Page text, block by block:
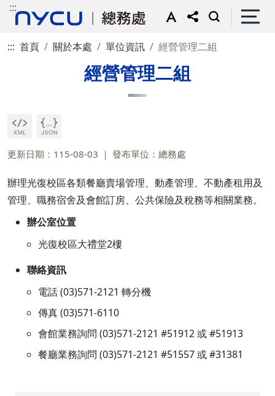
:::
::: 首頁 關於本處 單位資訊 經營管理二組
經營管理二組
更新日期：115-08-03 發布單位：總務處
辦理光復校區各類餐廳賣場管理、動產管理、不動產租用及
管理、職務宿舍及會館訂房、公共保險及稅務等相關業務。
辦公室位置
光復校區大禮堂2樓
聯絡資訊
電話 (03)571-2121 轉分機
傳真 (03)571-6110
會館業務詢問 (03)571-2121 #51912 或 #51913
餐廳業務詢問 (03)571-2121 #51557 或 #31381